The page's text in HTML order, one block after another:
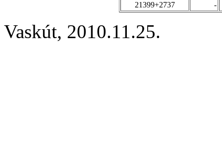
21399+2737
-
Vaskút, 2010.11.25.